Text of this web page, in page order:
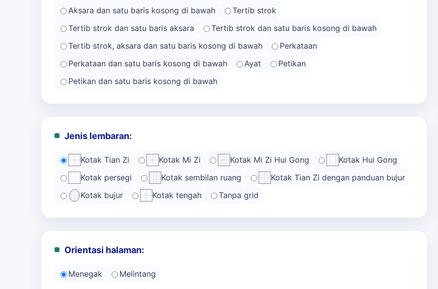
Aksara dan satu baris kosong di bawah
Tertib strok
Tertib strok dan satu baris aksara
Tertib strok dan satu baris kosong di bawah
Tertib strok, aksara dan satu baris kosong di bawah
Perkataan
Perkataan dan satu baris kosong di bawah
Ayat
Petikan
Petikan dan satu baris kosong di bawah
Jenis lembaran:
Kotak Tian Zi Kotak Mi Zi Kotak Mi Zi Hui Gong
Kotak Hui Gong
Kotak persegi
Kotak sembilan ruang
Kotak Tian Zi dengan panduan bujur
Kotak bujur
Kotak tengah Tanpa grid
Orientasi halaman:
Menegak Melintang